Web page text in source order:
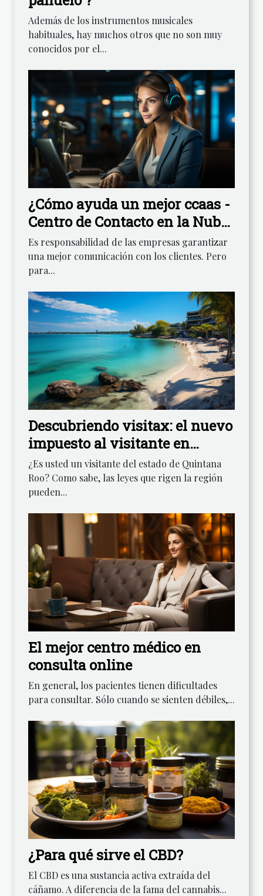
Además de los instrumentos musicales
habituales, hay muchos otros que no son muy
conocidos por el...
¿Cómo ayuda un mejor ccaas -
Centro de Contacto en la Nube
- a tranquilizar a sus clientes?
Es responsabilidad de las empresas garantizar
una mejor comunicación con los clientes. Pero
para...
Descubriendo visitax: el nuevo
impuesto al visitante en
Quintana Roo
¿Es usted un visitante del estado de Quintana
Roo? Como sabe, las leyes que rigen la región
pueden...
El mejor centro médico en
consulta online
En general, los pacientes tienen dificultades
para consultar. Sólo cuando se sienten débiles,...
¿Para qué sirve el CBD?
El CBD es una sustancia activa extraída del
cáñamo. A diferencia de la fama del cannabis...